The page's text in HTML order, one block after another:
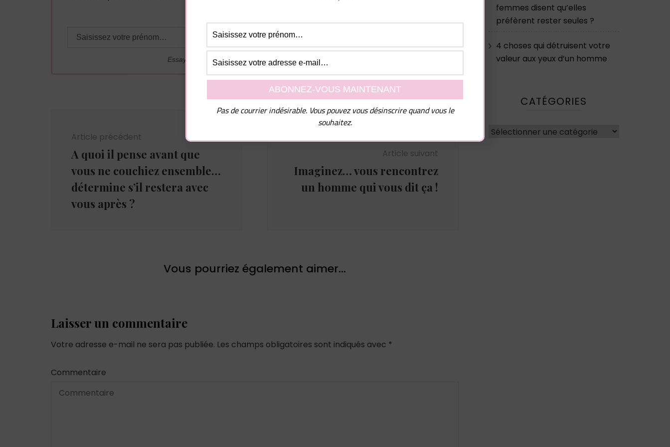
Essayez. Vous pouvez vous désinscrire à tout moment.
Article précédent
A quoi il pense avant que
vous ne couchiez ensemble…
détermine s’il restera avec
vous après ?
Article suivant
Imaginez… vous rencontrez
un homme qui vous dit ça !
Vous pourriez également aimer...
Laisser un commentaire
Votre adresse e-mail ne sera pas publiée. Les champs obligatoires sont indiqués avec *
Commentaire
femmes disent qu’elles
préfèrent rester seules ?
4 choses qui détruisent votre
valeur aux yeux d’un homme
CATÉGORIES
Catégories
Pas de courrier indésirable. Vous pouvez vous désinscrire quand vous le
souhaitez.